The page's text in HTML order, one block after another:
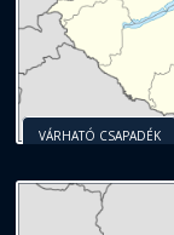
VÁRHATÓ CSAPADÉK